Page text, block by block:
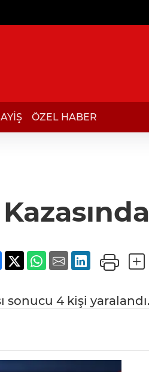
ÖZEL HABER
sonucu 4 kişi yaralandı.